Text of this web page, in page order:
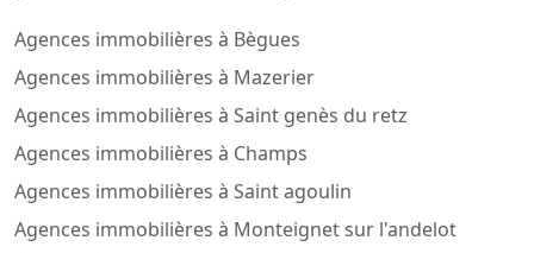
Agences immobilières à Bègues
Agences immobilières à Mazerier
Agences immobilières à Saint genès du retz
Agences immobilières à Champs
Agences immobilières à Saint agoulin
Agences immobilières à Monteignet sur l'andelot